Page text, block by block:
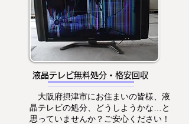
液晶テレビ無料処分・格安回収
大阪府摂津市にお住まいの皆様、液
晶テレビの処分、どうしようかな…と
思っていませんか？ご安心ください！